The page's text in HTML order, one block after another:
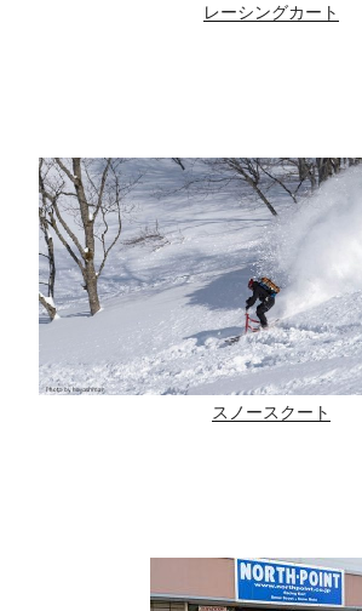
レーシングカート
スノースクート